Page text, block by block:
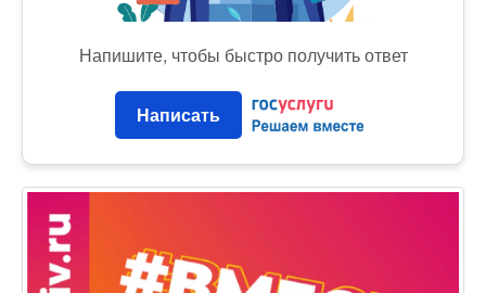
Напишите, чтобы быстро получить ответ
Написать